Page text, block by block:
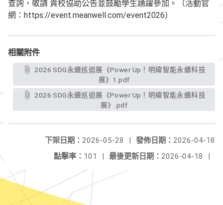
查詢，敬請 貴校協助公告並鼓勵學生踴躍參加。（活動官
網：https://event.meanwell.com/event2026）
相關附件
展》1.pdf
展》.pdf
發佈日期： 2026-04-18
下架日期： 2026-05-28
|
最後更新日期： 2026-04-18 |
點擊率： 101 |